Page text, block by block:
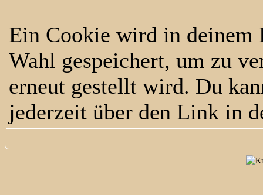
Ein Cookie wird in deinem
Wahl gespeichert, um zu
erneut gestellt wird. Du
jederzeit über den Link in